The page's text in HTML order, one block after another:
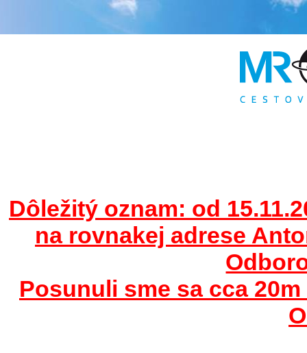
Dôležitý oznam: od
na rovnakej adrese
Posunuli sme sa cca